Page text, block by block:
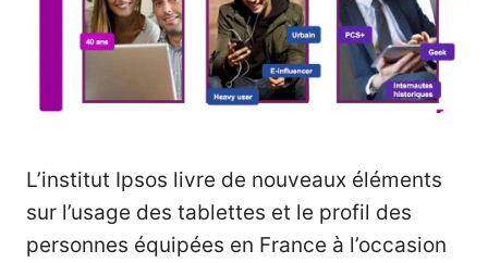
L’institut Ipsos livre de nouveaux éléments
sur l’usage des tablettes et le profil des
personnes équipées en France à l’occasion